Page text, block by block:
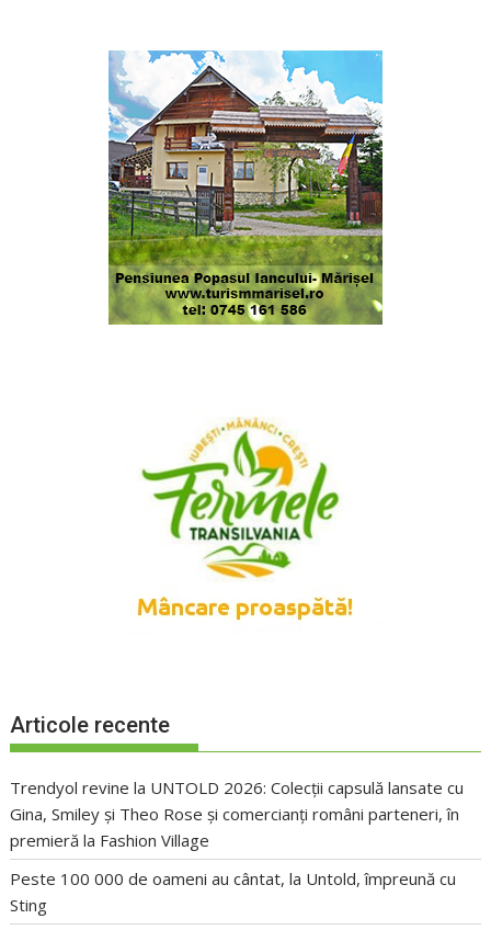
Articole recente
Trendyol revine la UNTOLD 2026: Colecții capsulă lansate cu
Gina, Smiley și Theo Rose și comercianți români parteneri, în
premieră la Fashion Village
Peste 100 000 de oameni au cântat, la Untold, împreună cu
Sting